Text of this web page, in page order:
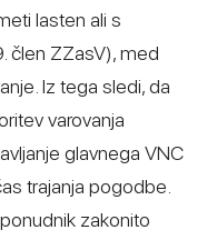
lasten ali s
člen ZZasV), med
Iz tega sledi, da
varovanja
glavnega VNC
trajanja pogodbe.
zakonito